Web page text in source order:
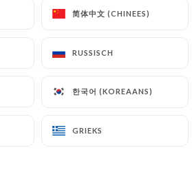
简体中文 (CHINEES)
RUSSISCH
한국어 (KOREAANS)
GRIEKS
简体中文 (CHINEES)
RUSSISCH
한국어 (KOREAANS)
GRIEKS